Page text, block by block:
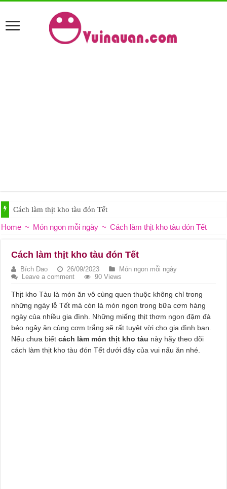
Cách làm thịt kho tàu đón Tết
Home ~ Món ngon mỗi ngày ~ Cách làm thịt kho tàu đón Tết
Cách làm thịt kho tàu đón Tết
Bích Dao 26/09/2023
Món ngon mỗi ngày
Leave a comment
90 Views
Thịt kho Tàu là món ăn vô cùng quen thuộc không chỉ trong
những ngày lễ Tết mà còn là món ngon trong bữa cơm hàng
ngày của nhiều gia đình. Những miếng thịt thơm ngon đậm đà
béo ngậy ăn cùng cơm trắng sẽ rất tuyệt vời cho gia đình bạn.
Nếu chưa biếtcách làm món thịt kho tàu này hãy theo dõi
cách làm thịt kho tàu đón Tết dưới đây của vui nấu ăn nhé.